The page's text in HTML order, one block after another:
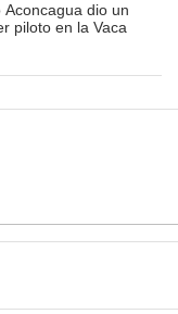
dio un
piloto en la Vaca